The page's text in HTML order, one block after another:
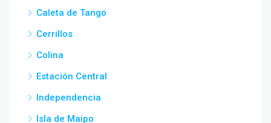
Caleta de Tango
Cerrillos
Colina
Estación Central
Independencia
Isla de Maipo